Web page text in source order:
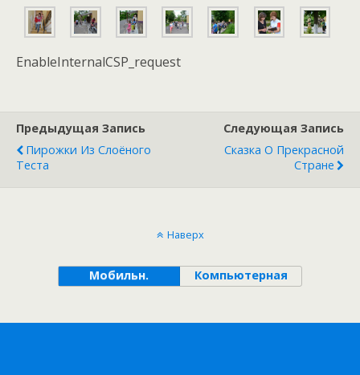
EnableInternalCSP_request
Предыдущая Запись
Пирожки Из Слоёного
Теста
Следующая Запись
Сказка О Прекрасной
Стране
Наверх
Мобильн. Компьютерная